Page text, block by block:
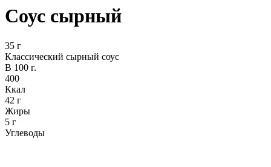
Соус сырный
35 г
Классический сырный соус
В 100 г.
400
Ккал
42 г
Жиры
5 г
Углеводы